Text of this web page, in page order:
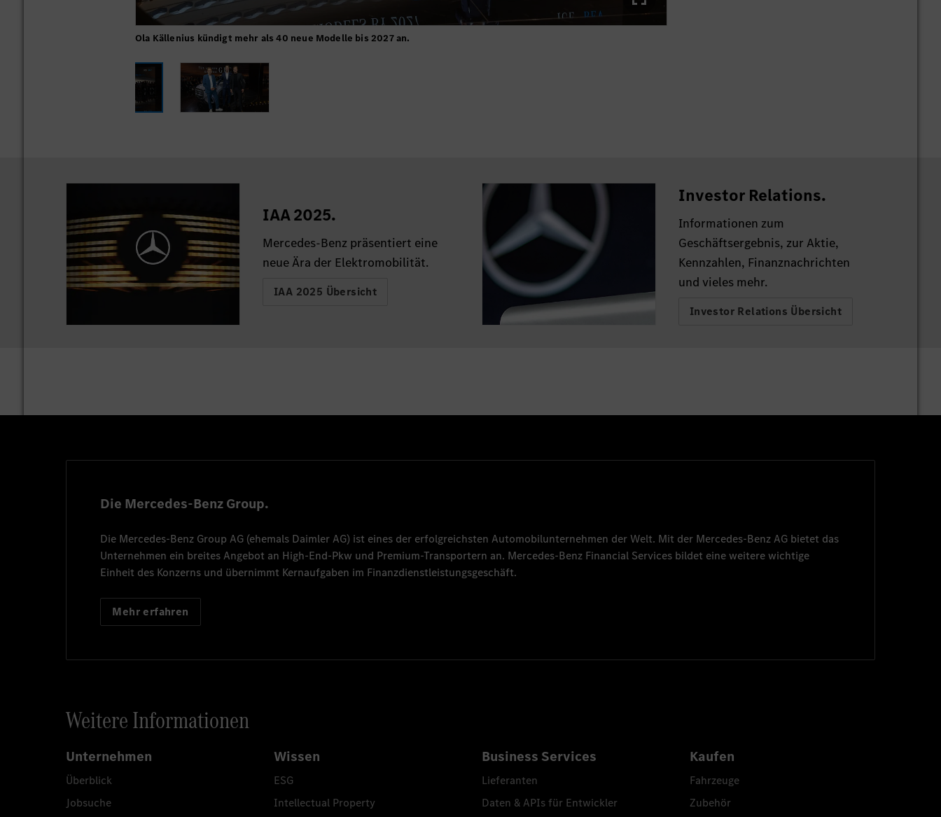
Ola Källenius kündigt mehr als 40 neue Modelle bis 2027 an.
IAA 2025.
Mercedes-Benz präsentiert eine
neue Ära der Elektromobilität.
IAA 2025 Übersicht
Investor Relations.
Informationen zum
Geschäftsergebnis, zur Aktie,
Kennzahlen, Finanznachrichten
und vieles mehr.
Investor Relations Übersicht
Die Mercedes-Benz Group.
Die Mercedes-Benz Group AG (ehemals Daimler AG) ist eines der erfolgreichsten Automobilunternehmen der Welt. Mit der Mercedes-Benz AG bietet das
Unternehmen ein breites Angebot an High-End-Pkw und Premium-Transportern an. Mercedes-Benz Financial Services bildet eine weitere wichtige
Einheit des Konzerns und übernimmt Kernaufgaben im Finanzdienstleistungsgeschäft.
Mehr erfahren
Weitere Informationen
Unternehmen
Überblick
Jobsuche
Wissen
ESG
Intellectual Property
Business Services
Lieferanten
Daten & APIs für Entwickler
Kaufen
Fahrzeuge
Zubehör